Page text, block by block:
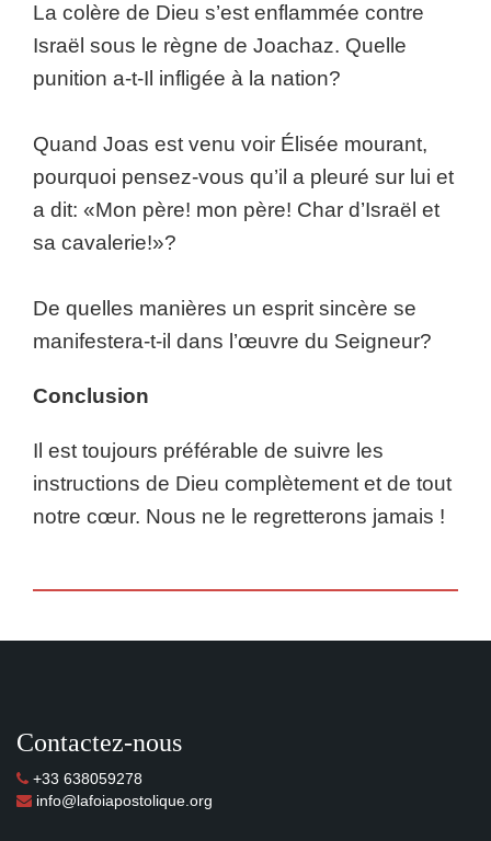
La colère de Dieu s’est enflammée contre
Israël sous le règne de Joachaz. Quelle
punition a-t-Il infligée à la nation?
Quand Joas est venu voir Élisée mourant,
pourquoi pensez-vous qu’il a pleuré sur lui et
a dit: «Mon père! mon père! Char d’Israël et
sa cavalerie!»?
De quelles manières un esprit sincère se
manifestera-t-il dans l’œuvre du Seigneur?
Conclusion
Il est toujours préférable de suivre les
instructions de Dieu complètement et de tout
notre cœur. Nous ne le regretterons jamais !
Contactez-nous
+33 638059278
info@lafoiapostolique.org